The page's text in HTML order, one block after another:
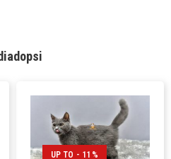
UP TO - 11%